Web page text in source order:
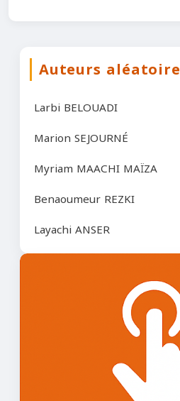
Auteurs aléatoire
Larbi BELOUADI
Marion SEJOURNÉ
Myriam MAACHI MAÏZA
Benaoumeur REZKI
Layachi ANSER